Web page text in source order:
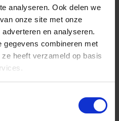
analyseren. Ook delen we
onze site met onze
en analyseren.
gegevens combineren met
heeft verzameld op basis